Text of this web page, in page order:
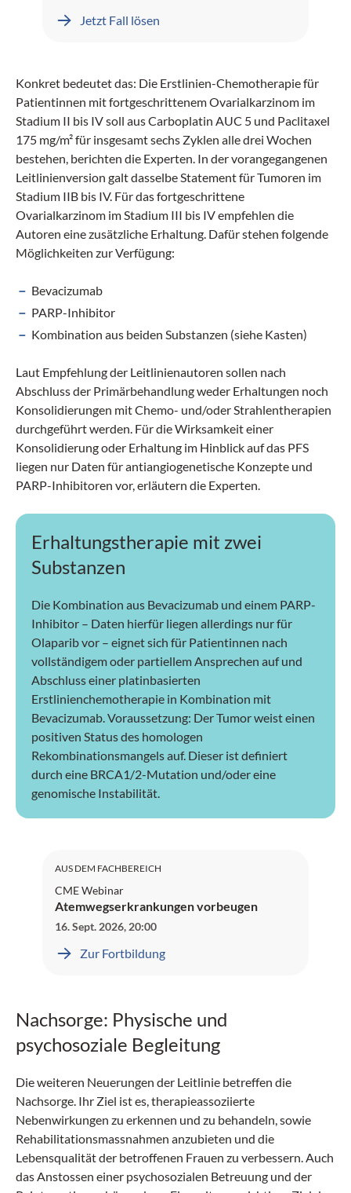
Jetzt Fall lösen
Konkret bedeutet das: Die Erstlinien-Chemotherapie für
Patientinnen mit fortgeschrittenem Ovarialkarzinom im
Stadium II bis IV soll aus Carboplatin AUC 5 und Paclitaxel
175 mg/m² für insgesamt sechs Zyklen alle drei Wochen
bestehen, berichten die Experten. In der vorangegangenen
Leitlinienversion galt dasselbe Statement für Tumoren im
Stadium IIB bis IV. Für das fortgeschrittene
Ovarialkarzinom im Stadium III bis IV empfehlen die
Autoren eine zusätzliche Erhaltung. Dafür stehen folgende
Möglichkeiten zur Verfügung:
Bevacizumab
PARP-Inhibitor
Kombination aus beiden Substanzen (siehe Kasten)
Laut Empfehlung der Leitlinienautoren sollen nach
Abschluss der Primärbehandlung weder Erhaltungen noch
Konsolidierungen mit Chemo- und/oder Strahlentherapien
durchgeführt werden. Für die Wirksamkeit einer
Konsolidierung oder Erhaltung im Hinblick auf das PFS
liegen nur Daten für antiangiogenetische Konzepte und
PARP-Inhibitoren vor, erläutern die Experten.
Erhaltungstherapie mit zwei
Substanzen
Die Kombination aus Bevacizumab und einem PARP-
Inhibitor – Daten hierfür liegen allerdings nur für
Olaparib vor – eignet sich für Patientinnen nach
vollständigem oder partiellem Ansprechen auf und
Abschluss einer platinbasierten
Erstlinienchemotherapie in Kombination mit
Bevacizumab. Voraussetzung: Der Tumor weist einen
positiven Status des homologen
Rekombinationsmangels auf. Dieser ist definiert
durch eine BRCA1/2-Mutation und/oder eine
genomische Instabilität.
AUS DEM FACHBEREICH
CME Webinar
Atemwegserkrankungen vorbeugen
16. Sept. 2026, 20:00
Zur Fortbildung
Nachsorge: Physische und
psychosoziale Begleitung
Die weiteren Neuerungen der Leitlinie betreffen die
Nachsorge. Ihr Ziel ist es, therapieassoziierte
Nebenwirkungen zu erkennen und zu behandeln, sowie
Rehabilitationsmassnahmen anzubieten und die
Lebensqualität der betroffenen Frauen zu verbessern. Auch
das Anstossen einer psychosozialen Betreuung und der